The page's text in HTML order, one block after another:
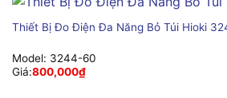
Thiết Bị Đo Điện Đa Năng Bỏ Túi Hioki
Model: 3244-60
Giá:800,000₫